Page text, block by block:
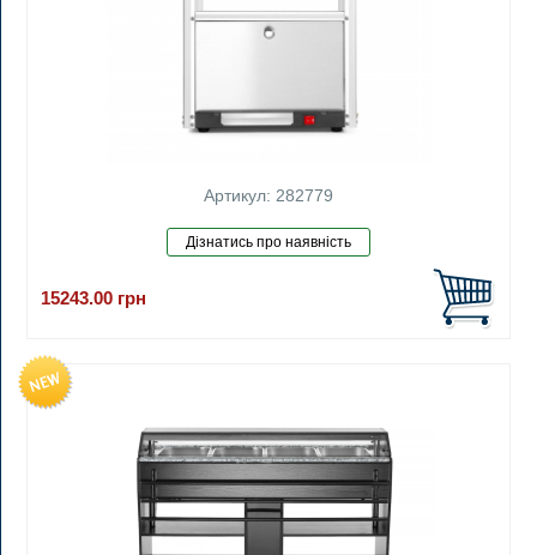
Артикул: 282779
15243.00 грн